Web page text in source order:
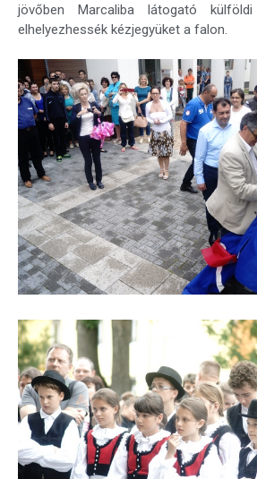
jövőben Marcaliba látogató
elhelyezhessék kézjegyüket a falon.